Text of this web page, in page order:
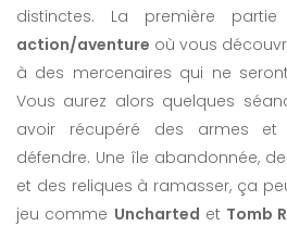
distinctes. La première
action/aventure où vous
à des mercenaires qui ne
Vous aurez alors quelques
avoir récupéré des armes et
défendre. Une île abandonnée,
et des reliques à ramasser, ça
jeu comme Uncharted et Tomb